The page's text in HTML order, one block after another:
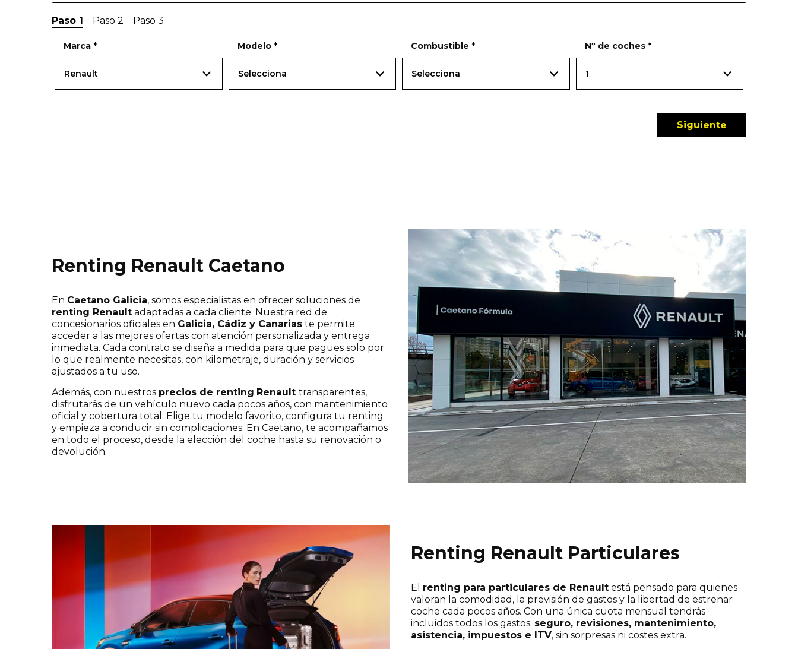
Paso 1 Paso 2 Paso 3
Marca *
Renault
Modelo *
Selecciona
Combustible *
Selecciona
Nº de coches *
1
Renting Renault Caetano
En Caetano Galicia, somos especialistas en ofrecer soluciones de
renting Renault adaptadas a cada cliente. Nuestra red de
concesionarios oficiales en Galicia, Cádiz y Canarias te permite
acceder a las mejores ofertas con atención personalizada y entrega
inmediata. Cada contrato se diseña a medida para que pagues solo por
lo que realmente necesitas, con kilometraje, duración y servicios
ajustados a tu uso.
Además, con nuestros precios de renting Renault transparentes,
disfrutarás de un vehículo nuevo cada pocos años, con mantenimiento
oficial y cobertura total. Elige tu modelo favorito, configura tu renting
y empieza a conducir sin complicaciones. En Caetano, te acompañamos
en todo el proceso, desde la elección del coche hasta su renovación o
devolución.
Renting Renault Particulares
El renting para particulares de Renault está pensado para quienes
valoran la comodidad, la previsión de gastos y la libertad de estrenar
coche cada pocos años. Con una única cuota mensual tendrás
incluidos todos los gastos: seguro, revisiones, mantenimiento,
asistencia, impuestos e ITV, sin sorpresas ni costes extra.